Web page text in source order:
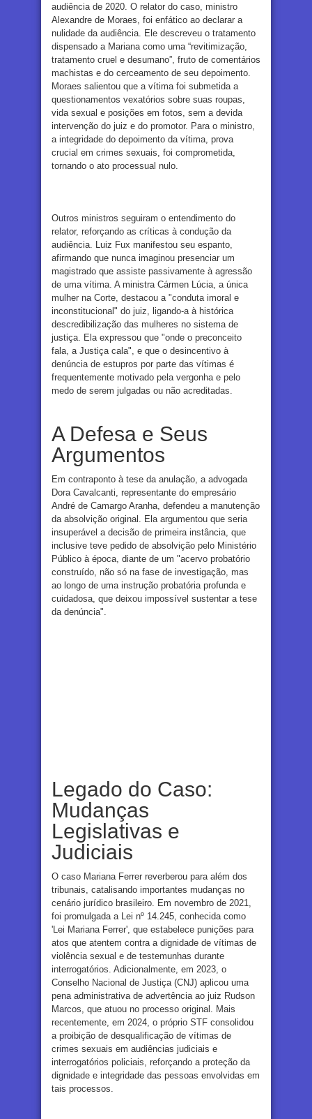
audiência de 2020. O relator do caso, ministro
Alexandre de Moraes, foi enfático ao declarar a
nulidade da audiência. Ele descreveu o tratamento
dispensado a Mariana como uma “revitimização,
tratamento cruel e desumano”, fruto de comentários
machistas e do cerceamento de seu depoimento.
Moraes salientou que a vítima foi submetida a
questionamentos vexatórios sobre suas roupas,
vida sexual e posições em fotos, sem a devida
intervenção do juiz e do promotor. Para o ministro,
a integridade do depoimento da vítima, prova
crucial em crimes sexuais, foi comprometida,
tornando o ato processual nulo.
Outros ministros seguiram o entendimento do
relator, reforçando as críticas à condução da
audiência. Luiz Fux manifestou seu espanto,
afirmando que nunca imaginou presenciar um
magistrado que assiste passivamente à agressão
de uma vítima. A ministra Cármen Lúcia, a única
mulher na Corte, destacou a "conduta imoral e
inconstitucional" do juiz, ligando-a à histórica
descredibilização das mulheres no sistema de
justiça. Ela expressou que "onde o preconceito
fala, a Justiça cala", e que o desincentivo à
denúncia de estupros por parte das vítimas é
frequentemente motivado pela vergonha e pelo
medo de serem julgadas ou não acreditadas.
A Defesa e Seus
Argumentos
Em contraponto à tese da anulação, a advogada
Dora Cavalcanti, representante do empresário
André de Camargo Aranha, defendeu a manutenção
da absolvição original. Ela argumentou que seria
insuperável a decisão de primeira instância, que
inclusive teve pedido de absolvição pelo Ministério
Público à época, diante de um "acervo probatório
construído, não só na fase de investigação, mas
ao longo de uma instrução probatória profunda e
cuidadosa, que deixou impossível sustentar a tese
da denúncia".
Legado do Caso:
Mudanças
Legislativas e
Judiciais
O caso Mariana Ferrer reverberou para além dos
tribunais, catalisando importantes mudanças no
cenário jurídico brasileiro. Em novembro de 2021,
foi promulgada a Lei nº 14.245, conhecida como
'Lei Mariana Ferrer', que estabelece punições para
atos que atentem contra a dignidade de vítimas de
violência sexual e de testemunhas durante
interrogatórios. Adicionalmente, em 2023, o
Conselho Nacional de Justiça (CNJ) aplicou uma
pena administrativa de advertência ao juiz Rudson
Marcos, que atuou no processo original. Mais
recentemente, em 2024, o próprio STF consolidou
a proibição de desqualificação de vítimas de
crimes sexuais em audiências judiciais e
interrogatórios policiais, reforçando a proteção da
dignidade e integridade das pessoas envolvidas em
tais processos.